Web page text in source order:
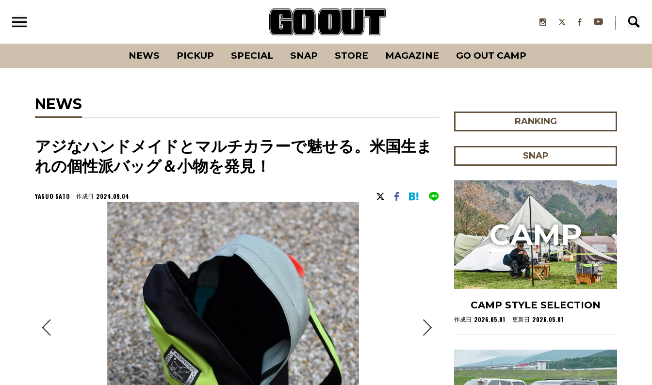
NEWS PICKUP SPECIAL SNAP STORE MAGAZINE GO OUT CAMP
NEWS
アジなハンドメイドとマルチカラーで魅せる。米国生ま
れの個性派バッグ＆小物を発見！
YASUO SATO 作成日 2024.09.04
RANKING
SNAP
CAMP STYLE SELECTION
作成日 2026.05.01 更新日 2026.05.01
CAMP